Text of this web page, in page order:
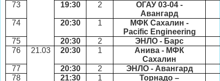
73
19:30 2
ОГАУ 03-04 -
Авангард
74
20:30 1
МФК Сахалин -
Pacific Engineering
75
20:30 2
ЭНЛО - Барс
76
21.03 20:30 1
Анива - МФК
Сахалин
77
20:30 2
ЭНЛО - Авангард
78
21:30 1
Торнадо –